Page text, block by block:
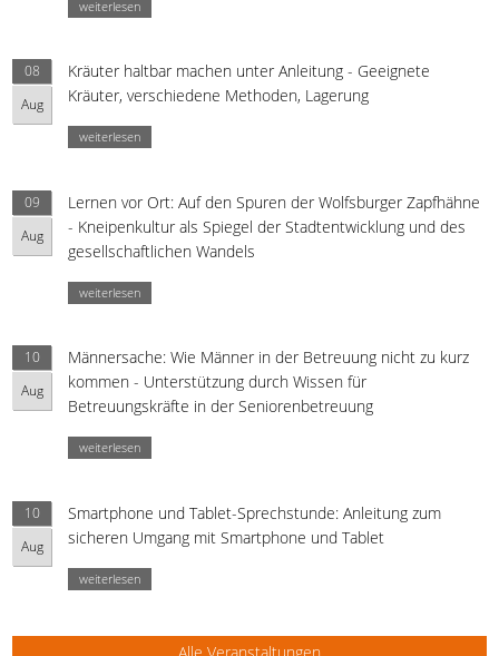
weiterlesen
08
Aug
Kräuter haltbar machen unter Anleitung - Geeignete
Kräuter, verschiedene Methoden, Lagerung
weiterlesen
09
Aug
Lernen vor Ort: Auf den Spuren der Wolfsburger Zapfhähne
- Kneipenkultur als Spiegel der Stadtentwicklung und des
gesellschaftlichen Wandels
weiterlesen
10
Aug
Männersache: Wie Männer in der Betreuung nicht zu kurz
kommen - Unterstützung durch Wissen für
Betreuungskräfte in der Seniorenbetreuung
weiterlesen
10
Aug
Smartphone und Tablet-Sprechstunde: Anleitung zum
sicheren Umgang mit Smartphone und Tablet
weiterlesen
Alle Veranstaltungen